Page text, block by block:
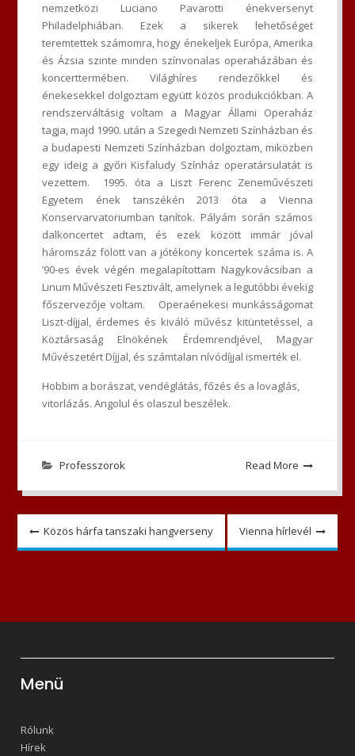
nemzetközi Luciano Pavarotti énekversenyt
Philadelphiában. Ezek a sikerek lehetőséget
teremtettek számomra, hogy énekeljek Európa, Amerika
és Ázsia szinte minden színvonalas operaházában és
koncerttermében. Világhíres rendezőkkel és
énekesekkel dolgoztam együtt közös produkciókban. A
rendszerváltásig voltam a Magyar Állami Operaház
tagja, majd 1990. után a Szegedi Nemzeti Színházban és
a budapesti Nemzeti Színházban dolgoztam, miközben
egy ideig a győri Kisfaludy Színház operatársulatát is
vezettem. 1995. óta a Liszt Ferenc Zeneművészeti
Egyetem ének tanszékén 2013 óta a Vienna
Konservarvatoriumban tanítok. Pályám során számos
dalkoncertet adtam, és ezek között immár jóval
háromszáz fölött van a jótékony koncertek száma is. A
’90-es évek végén megalapítottam Nagykovácsiban a
Linum Művészeti Fesztivált, amelynek a legutóbbi évekig
főszervezője voltam. Operaénekesi munkásságomat
Liszt-díjjal, érdemes és kiváló művész kitüntetéssel, a
Köztársaság Elnökének Érdemrendjével, Magyar
Művészetért Díjjal, és számtalan nívódíjjal ismerték el.
Hobbim a borászat, vendéglátás, főzés és a lovaglás,
vitorlázás. Angolul és olaszul beszélek.
Professzorok Read More
Bejegyzés
navigáció
Közös hárfa tanszaki hangverseny Vienna hírlevél
Menü
Rólunk
Hírek